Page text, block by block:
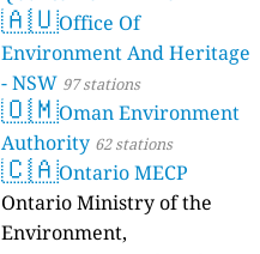
Mayotte 4 stations
🇦🇺Office Of
Environment And Heritage
- NSW 97 stations
🇴🇲Oman Environment
Authority 62 stations
🇨🇦Ontario MECP
Ontario Ministry of the
Environment,